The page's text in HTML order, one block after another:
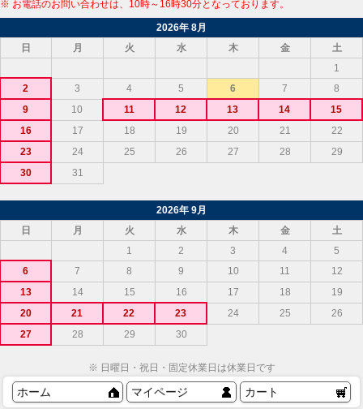
※ お電話のお問い合わせは、10時～16時30分となっております。
2026年 8月
日
月 火 水 木 金
土
1
2
3 4 5 6 7
8
9
10 11 12 13 14
15
16
17 18 19 20 21
22
23
24 25 26 27 28
29
30
31
2026年 9月
日
月 火 水 木 金
土
1
2 3 4
5
6
7 8 9 10 11
12
13
14 15 16 17 18
19
20
21 22 23 24 25
26
27
28 29 30
※ 日曜日・祝日・固定休業日は休業日です
ホーム マイページ カート